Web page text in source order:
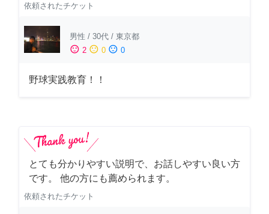
依頼されたチケット
男性 / 30代 / 東京都
sentiment_satisfied 2 sentiment_neutral 0 sentiment_dissatisfied 0
野球実践教育！！
とても分かりやすい説明で、お話しやすい良い方
です。 他の方にも薦められます。
依頼されたチケット